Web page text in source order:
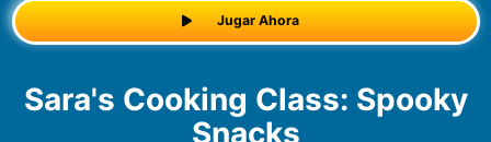
Jugar Ahora
Sara's Cooking Class: Spooky
Snacks